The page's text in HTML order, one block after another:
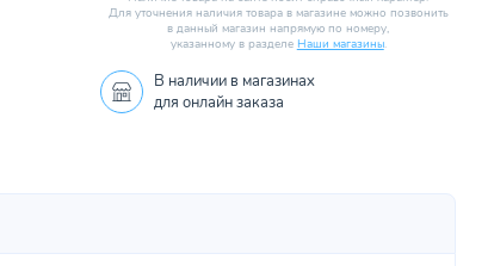
Для уточнения наличия товара в магазине можно позвонить
в данный магазин напрямую по номеру,
указанному в разделе Наши магазины.
В наличии в магазинах
для онлайн заказа